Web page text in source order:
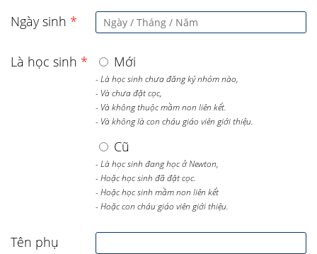
Ngày sinh *
Là học sinh * Mới
- Là học sinh chưa đăng ký nhóm nào,
- Và chưa đặt cọc,
- Và không thuộc mầm non liên kết.
- Và không là con cháu giáo viên giới thiệu.
Cũ
- Là học sinh đang học ở Newton,
- Hoặc học sinh đã đặt cọc.
- Hoặc học sinh mầm non liên kết
- Hoặc con cháu giáo viên giới thiệu.
Tên phụ